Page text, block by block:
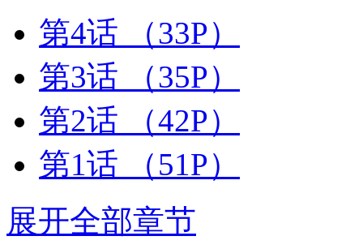
第4话
（33P）
第3话
（35P）
第2话
（42P）
第1话
（51P）
展开全部章节